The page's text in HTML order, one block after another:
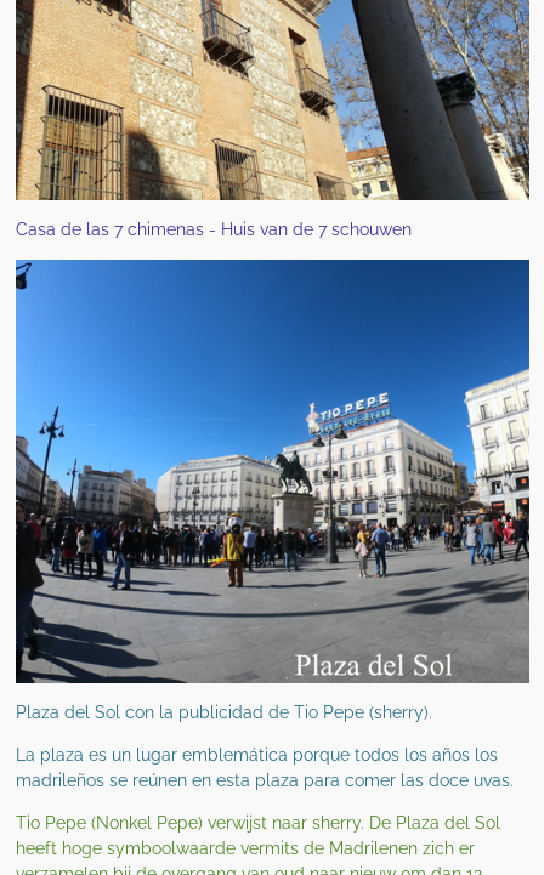
Casa de las 7 chimenas - Huis van de 7 schouwen
Plaza del Sol con la publicidad de Tio Pepe (sherry).
La plaza es un lugar emblemática porque todos los años los
madrileños se reúnen en esta plaza para comer las doce uvas.
Tio Pepe (Nonkel Pepe) verwijst naar sherry. De Plaza del Sol
heeft hoge symboolwaarde vermits de Madrilenen zich er